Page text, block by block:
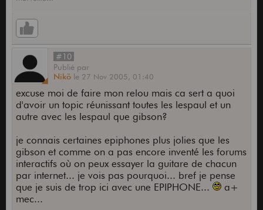
#10
Publié par
Nikö le 27 Nov 2005, 01:40
excuse moi de faire mon relou mais ca sert a quoi
d'avoir un topic réunissant toutes les lespaul et un
autre avec les lespaul que gibson?
je connais certaines epiphones plus jolies que les
gibson et comme on a pas encore inventé les forums
interactifs où on peux essayer la guitare de chacun
par internet... je vois pas pourquoi... bref je pense
que je suis de trop ici avec une EPIPHONE...
a+
mec...